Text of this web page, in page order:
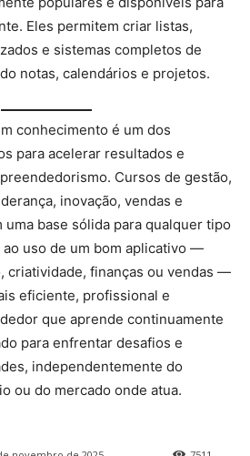
Eles permitem criar listas,
e sistemas completos de
notas, calendários e projetos.
conhecimento é um dos
para acelerar resultados e
Cursos de gestão,
inovação, vendas e
base sólida para qualquer tipo
uso de um bom aplicativo —
criatividade, finanças ou vendas —
eficiente, profissional e
que aprende continuamente
para enfrentar desafios e
independentemente do
ou do mercado onde atua.